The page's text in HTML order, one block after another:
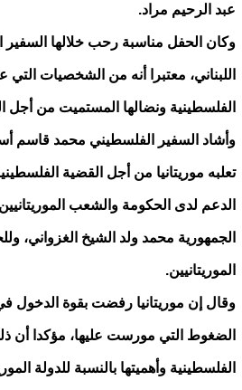
عبد الرحيم مراد.
وكان الحفل مناسبة رحب خلالها
اللبناني، معتبرا أنه من الشخصيات
الفلسطينية ونضالها المستميت من أجل
وأشاد السفير الفلسطيني محمد قاسم
تعلبه موريتانيا من أجل القضية
الدعم لدى الحكومة والشعب
الجمهورية محمد ولد الشيخ الغزواني،
الموريتانيين.
وقال إن موريتانيا رفضت بقوة الدخول
الضغوط التي مورست عليها، مؤكدا أن
الفلسطينية وأهميتها بالنسبة للدولة